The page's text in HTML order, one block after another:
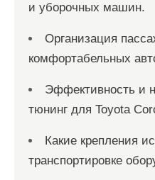
и уборочных машин.
Организация
комфортабельных
Эффективность и
тюнинг для Toyota
Какие крепления
транспортировке